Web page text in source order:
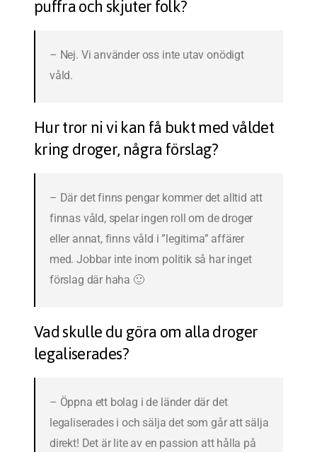
puffra och skjuter folk?
– Nej. Vi använder oss inte utav onödigt
våld.
Hur tror ni vi kan få bukt med våldet
kring droger, några förslag?
– Där det finns pengar kommer det alltid att
finnas våld, spelar ingen roll om de droger
eller annat, finns våld i ”legitima” affärer
med. Jobbar inte inom politik så har inget
förslag där haha 🙂
Vad skulle du göra om alla droger
legaliserades?
– Öppna ett bolag i de länder där det
legaliserades i och sälja det som går att sälja
direkt! Det är lite av en passion att hålla på